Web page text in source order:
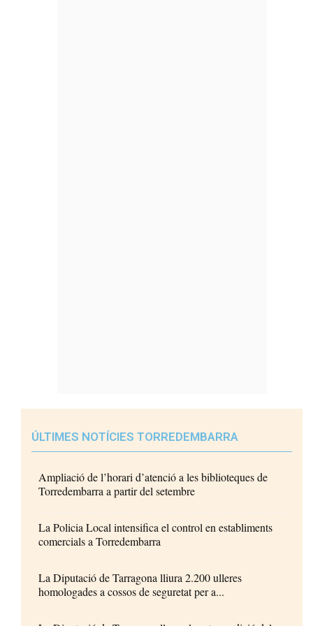
ÚLTIMES NOTÍCIES TORREDEMBARRA
Ampliació de l’horari d’atenció a les biblioteques de
Torredembarra a partir del setembre
La Policia Local intensifica el control en establiments
comercials a Torredembarra
La Diputació de Tarragona lliura 2.200 ulleres
homologades a cossos de seguretat per a...